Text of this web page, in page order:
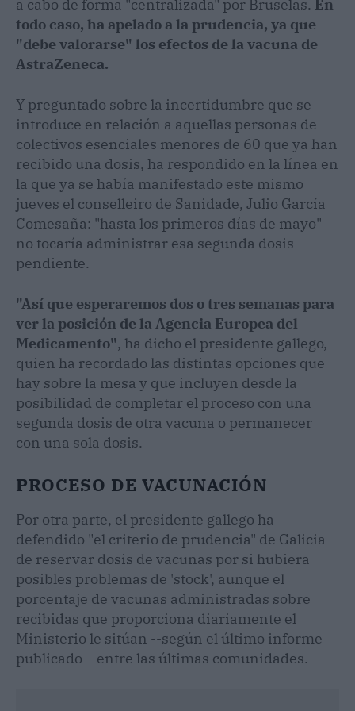
a cabo de forma "centralizada" por Bruselas. En
todo caso, ha apelado a la prudencia, ya que
"debe valorarse" los efectos de la vacuna de
AstraZeneca.
Y preguntado sobre la incertidumbre que se
introduce en relación a aquellas personas de
colectivos esenciales menores de 60 que ya han
recibido una dosis, ha respondido en la línea en
la que ya se había manifestado este mismo
jueves el conselleiro de Sanidade, Julio García
Comesaña: "hasta los primeros días de mayo"
no tocaría administrar esa segunda dosis
pendiente.
"Así que esperaremos dos o tres semanas para
ver la posición de la Agencia Europea del
Medicamento", ha dicho el presidente gallego,
quien ha recordado las distintas opciones que
hay sobre la mesa y que incluyen desde la
posibilidad de completar el proceso con una
segunda dosis de otra vacuna o permanecer
con una sola dosis.
PROCESO DE VACUNACIÓN
Por otra parte, el presidente gallego ha
defendido "el criterio de prudencia" de Galicia
de reservar dosis de vacunas por si hubiera
posibles problemas de 'stock', aunque el
porcentaje de vacunas administradas sobre
recibidas que proporciona diariamente el
Ministerio le sitúan --según el último informe
publicado-- entre las últimas comunidades.